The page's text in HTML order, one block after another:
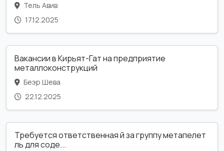
Тель Авив
17.12.2025
Вакансии в Кирьят-Гат на предприятие
металлоконструкций
Беэр Шева
22.12.2025
Требуется ответственная й за группу метапелет
ль для соде...